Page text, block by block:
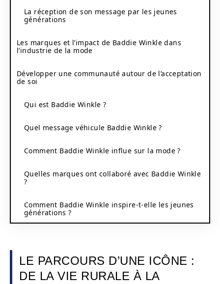
La réception de son message par les jeunes
générations
Les marques et l’impact de Baddie Winkle dans
l’industrie de la mode
Développer une communauté autour de l’acceptation
de soi
Qui est Baddie Winkle ?
Quel message véhicule Baddie Winkle ?
Comment Baddie Winkle influe sur la mode ?
Quelles marques ont collaboré avec Baddie Winkle
?
Comment Baddie Winkle inspire-t-elle les jeunes
générations ?
LE PARCOURS D’UNE ICÔNE :
DE LA VIE RURALE À LA